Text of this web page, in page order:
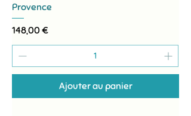
Provence
Prix
148,00 €
Ajouter au panier